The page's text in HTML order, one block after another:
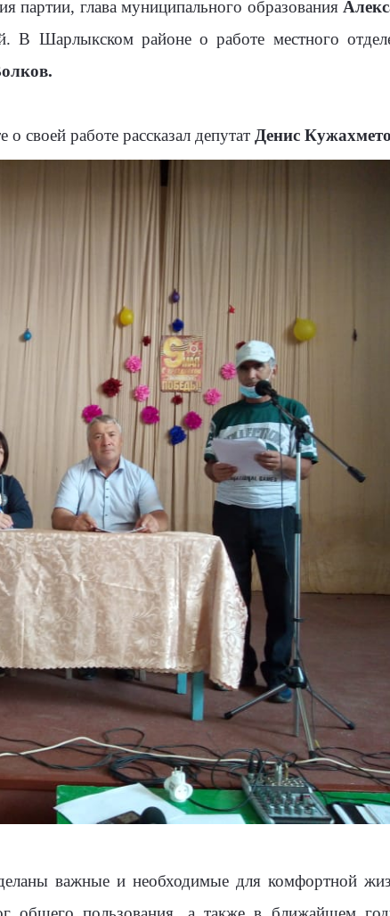
партии, глава муниципального образования
Шарлыкском районе о работе местного
своей работе рассказал депутат Денис
важные и необходимые для комфортной